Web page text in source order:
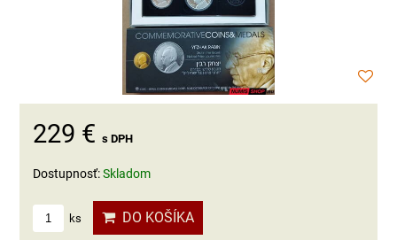
229 € s DPH
Dostupnosť:Skladom
ks DO KOŠÍKA